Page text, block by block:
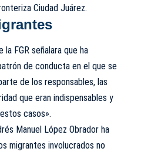
Ciudad Juárez.
la FGR señalara que ha
de conducta en el que se
de los responsables, las
que eran indispensables y
casos».
Manuel López Obrador ha
migrantes involucrados no